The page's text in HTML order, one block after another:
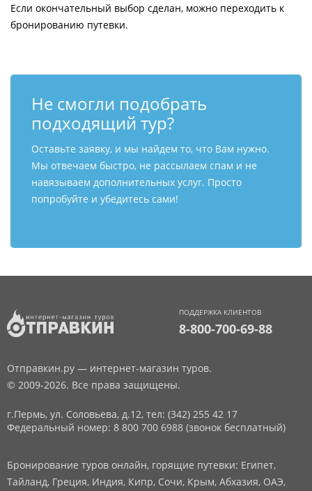
Если окончательный выбор сделан, можно переходить к
бронированию путевки.
Не смогли подобрать
подходящий тур?
Оставьте заявку, и мы найдем то, что Вам нужно.
Мы отвечаем быстро, не рассылаем спам и не
навязываем дополнительных услуг. Просто
попробуйте и убедитесь сами!
ПОДДЕРЖКА КЛИЕНТОВ
8-800-700-69-88
Отправкин.ру — интернет-магазин туров.
© 2009-2026. Все права защищены.
г.Пермь, ул. Соловьева, д.12, тел: (342) 255 42 17
Федеральный номер: 8 800 700 6988 (звонок бесплатный)
Бронирование туров онлайн, горящие путевки: Египет,
Тайланд, Греция, Индия, Кипр, Сочи, Крым, Абхазия, ОАЭ,